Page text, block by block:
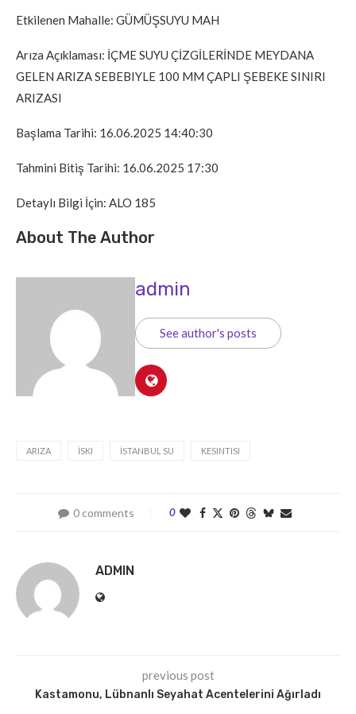
Etkilenen Mahalle: GÜMÜŞSUYU MAH
Arıza Açıklaması: İÇME SUYU ÇİZGİLERİNDE MEYDANA
GELEN ARIZA SEBEBIYLE 100 MM ÇAPLI ŞEBEKE SINIRI
ARIZASI
Başlama Tarihi: 16.06.2025 14:40:30
Tahmini Bitiş Tarihi: 16.06.2025 17:30
Detaylı Bilgi İçin: ALO 185
About The Author
admin
See author's posts
ARIZA İSKI İSTANBUL SU KESINTISI
0 comments 0
ADMIN
previous post
Kastamonu, Lübnanlı Seyahat Acentelerini Ağırladı